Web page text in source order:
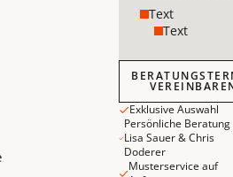
Text
Text
Beratungstermin
Exklusive Auswahl
Persönliche Beratung
Lisa Sauer & Chris
Doderer
Musterservice auf